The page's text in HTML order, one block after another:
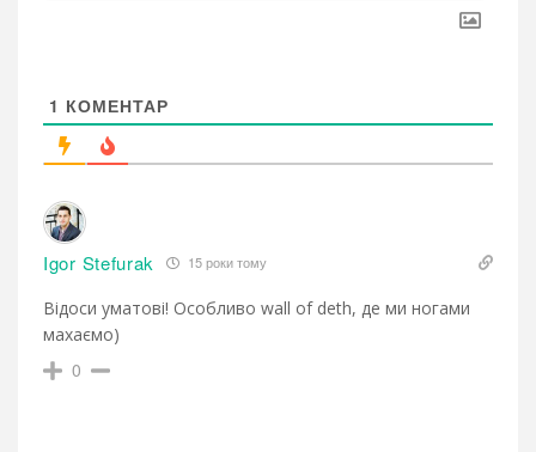
1 КОМЕНТАР
Igor Stefurak 15 роки тому
Відоси уматові! Особливо wall of deth, де ми ногами
махаємо)
0